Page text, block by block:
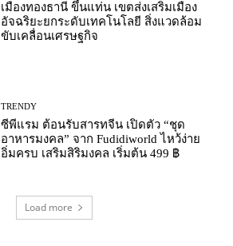
เมืองทองธานี ขึ้นแท่น เขตส่งเสริมเมือง
อัจฉริยะยกระดับเทคโนโลยี สิ่งแวดล้อม
ขับเคลื่อนเศรษฐกิจ
TRENDY
ซีพีแรม ต้อนรับสารทจีน เปิดตัว “ชุด
อาหารมงคล” จาก Fudidiworld ไหว้ง่าย
อิ่มครบ เสริมสิริมงคล เริ่มต้น 499 ฿
Load more